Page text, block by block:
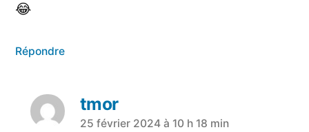
😂
Répondre
tmor
25 février 2024 à 10 h 18 min